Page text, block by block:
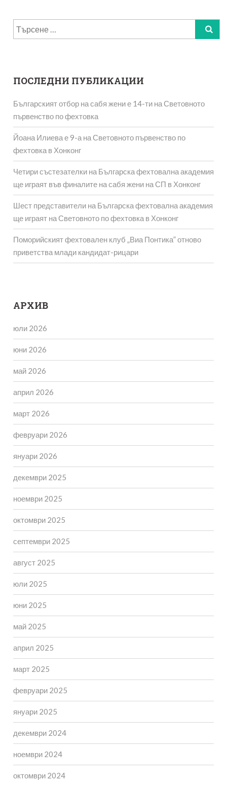
Търсене
за:
ПОСЛЕДНИ ПУБЛИКАЦИИ
Българският отбор на сабя жени е 14-ти на Световното
първенство по фехтовка
Йоана Илиева е 9-а на Световното първенство по
фехтовка в Хонконг
Четири състезателки на Българска фехтовална академия
ще играят във финалите на сабя жени на СП в Хонконг
Шест представители на Българска фехтовална академия
ще играят на Световното по фехтовка в Хонконг
Поморийският фехтовален клуб „Виа Понтика” отново
приветства млади кандидат-рицари
АРХИВ
юли 2026
юни 2026
май 2026
април 2026
март 2026
февруари 2026
януари 2026
декември 2025
ноември 2025
октомври 2025
септември 2025
август 2025
юли 2025
юни 2025
май 2025
април 2025
март 2025
февруари 2025
януари 2025
декември 2024
ноември 2024
октомври 2024